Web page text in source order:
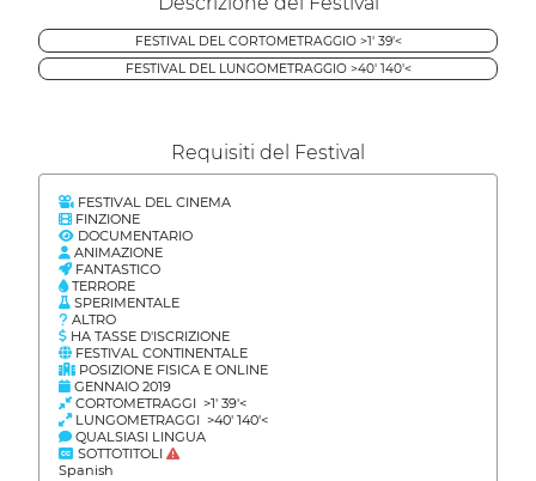
FESTIVAL DEL CORTOMETRAGGIO >1' 39'<
FESTIVAL DEL LUNGOMETRAGGIO >40' 140'<
Requisiti del Festival
FESTIVAL DEL CINEMA
FINZIONE
DOCUMENTARIO
ANIMAZIONE
FANTASTICO
TERRORE
SPERIMENTALE
ALTRO
HA TASSE D'ISCRIZIONE
FESTIVAL CONTINENTALE
POSIZIONE FISICA E ONLINE
GENNAIO 2019
CORTOMETRAGGI >1' 39'<
LUNGOMETRAGGI >40' 140'<
QUALSIASI LINGUA
SOTTOTITOLI
Spanish